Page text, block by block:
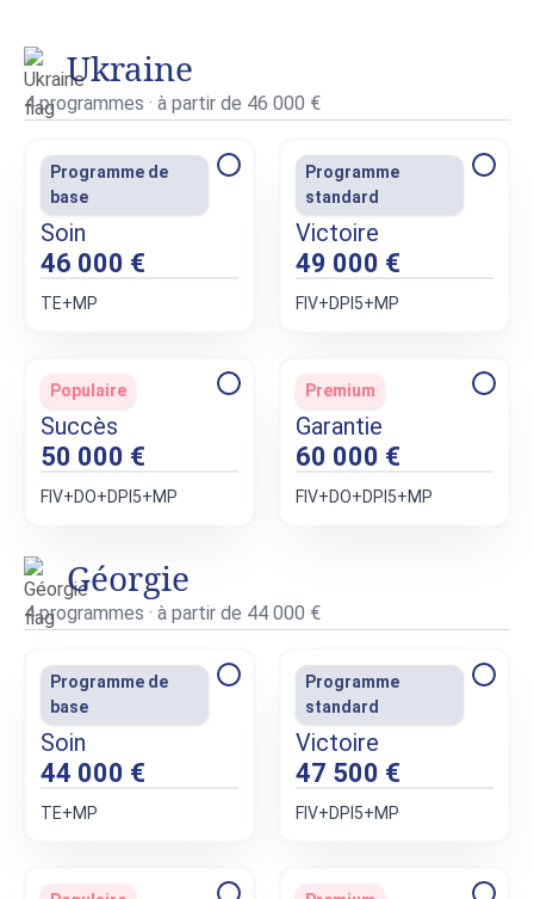
Ukraine
4 programmes · à partir de 46 000 €
Programme de
base
Soin
46 000 €
ТE+МP
Programme
standard
Victoire
49 000 €
FIV+DPI5+MP
Populaire
Succès
50 000 €
FIV+DО+DPI5+MP
Premium
Garantie
60 000 €
FIV+DО+DPI5+MP
Géorgie
4 programmes · à partir de 44 000 €
Programme de
base
Soin
44 000 €
ТE+МP
Programme
standard
Victoire
47 500 €
FIV+DPI5+MP